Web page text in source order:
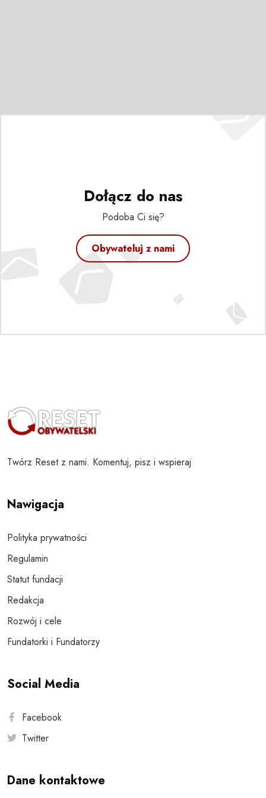
Dołącz do nas
Podoba Ci się?
Obywateluj z nami
Twórz Reset z nami. Komentuj, pisz i wspieraj
Nawigacja
Polityka prywatności
Regulamin
Statut fundacji
Redakcja
Rozwój i cele
Fundatorki i Fundatorzy
Social Media
Facebook
Twitter
Dane kontaktowe